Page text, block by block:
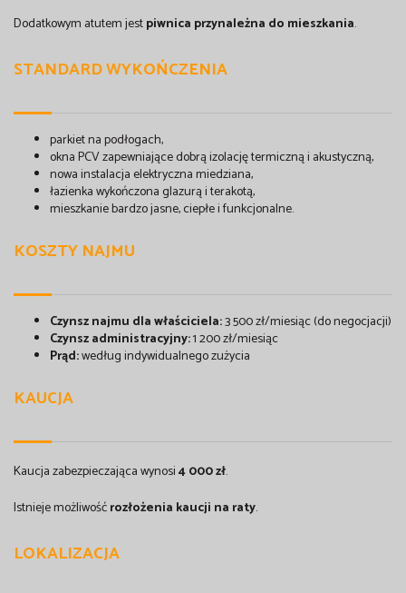
Dodatkowym atutem jestpiwnica przynależna do mieszkania.
STANDARD WYKOŃCZENIA
parkiet na podłogach,
okna PCV zapewniające dobrą izolację termiczną i akustyczną,
nowa instalacja elektryczna miedziana,
łazienka wykończona glazurą i terakotą,
mieszkanie bardzo jasne, ciepłe i funkcjonalne.
KOSZTY NAJMU
Czynsz najmu dla właściciela:3 500 zł/miesiąc (do negocjacji)
Czynsz administracyjny:1 200 zł/miesiąc
Prąd:według indywidualnego zużycia
KAUCJA
Kaucja zabezpieczająca wynosi4 000 zł.
Istnieje możliwośćrozłożenia kaucji na raty.
LOKALIZACJA